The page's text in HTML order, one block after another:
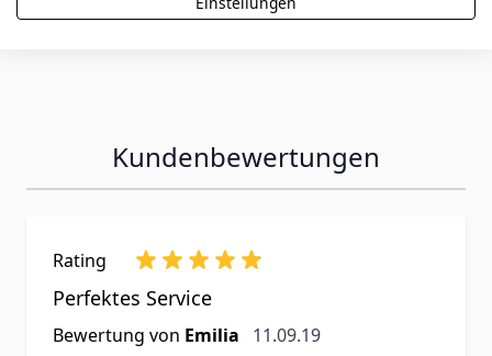
Kundenbewertungen
Rating
Perfektes Service
Bewertung von Emilia 11. September 2019
11.09.19